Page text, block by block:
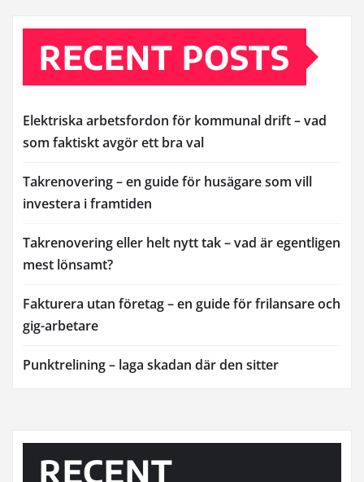
RECENT POSTS
Elektriska arbetsfordon för kommunal drift – vad
som faktiskt avgör ett bra val
Takrenovering – en guide för husägare som vill
investera i framtiden
Takrenovering eller helt nytt tak – vad är egentligen
mest lönsamt?
Fakturera utan företag – en guide för frilansare och
gig-arbetare
Punktrelining – laga skadan där den sitter
RECENT